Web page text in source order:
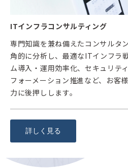
ITインフラコンサルティング
専門知識を兼ね備えたコンサルタ
角的に分析し、最適なITインフラ
ム導入・運用効率化、セキュリテ
フォーメーション推進など、お客
力に後押しします。
詳しく見る